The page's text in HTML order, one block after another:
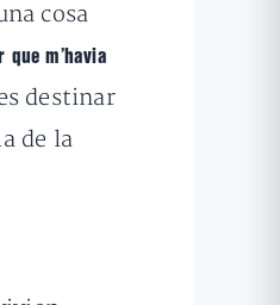
cosa
que m’havia
destinar
de la